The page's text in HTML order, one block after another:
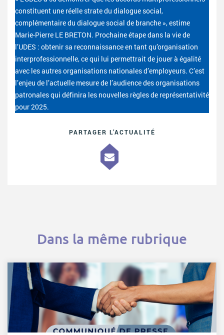
constituent une réelle strate du dialogue social,
complémentaire du dialogue social de branche », estime
Marie-Pierre LE BRETON. Prochaine étape dans la vie de
l’UDES : obtenir sa reconnaissance en tant qu’organisation
interprofessionnelle, ce qui lui permettrait de jouer à égalité
avec les autres organisations nationales d’employeurs. C’est
l’enjeu de l’actuelle mesure de l’audience des organisations
patronales qui définira les nouvelles règles de représentativité
pour 2025.
PARTAGER L’ACTUALITÉ
Dans la même rubrique